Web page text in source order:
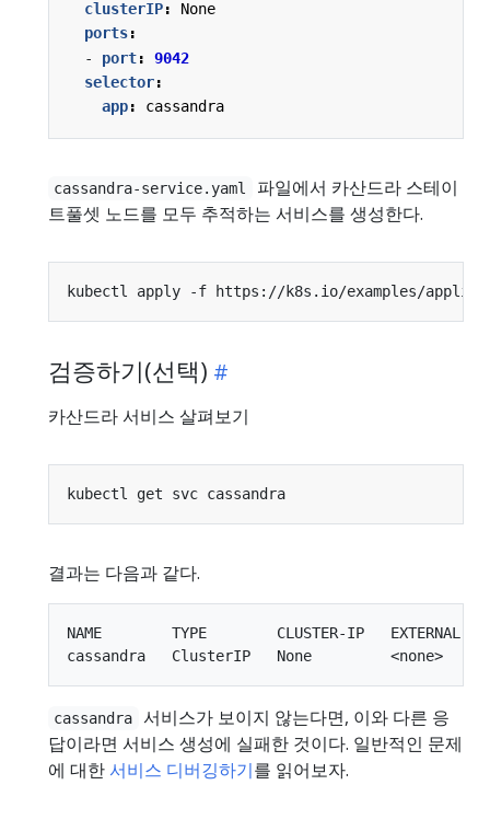
clusterIP:
None
ports:
- port:
9042
selector:
app: cassandra
cassandra-service.yaml
파일에서 카산드라 스테이
트풀셋 노드를 모두 추적하는 서비스를 생성한다.
검증하기(선택)
카산드라 서비스 살펴보기
결과는 다음과 같다.
NAME        TYPE        CLUSTER-IP   EXTERNAL-
cassandra
서비스가 보이지 않는다면, 이와 다른 응
답이라면 서비스 생성에 실패한 것이다. 일반적인 문제
에 대한서비스 디버깅하기를 읽어보자.